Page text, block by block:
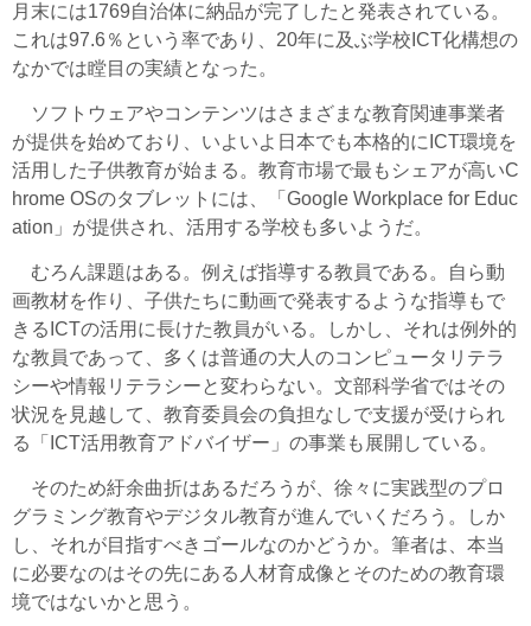
月末には1769自治体に納品が完了したと発表されている。
これは97.6％という率であり、20年に及ぶ学校ICT化構想の
なかでは瞠目の実績となった。
ソフトウェアやコンテンツはさまざまな教育関連事業者
が提供を始めており、いよいよ日本でも本格的にICT環境を
活用した子供教育が始まる。教育市場で最もシェアが高いC
hrome OSのタブレットには、「Google Workplace for Educ
ation」が提供され、活用する学校も多いようだ。
むろん課題はある。例えば指導する教員である。自ら動
画教材を作り、子供たちに動画で発表するような指導もで
きるICTの活用に長けた教員がいる。しかし、それは例外的
な教員であって、多くは普通の大人のコンピュータリテラ
シーや情報リテラシーと変わらない。文部科学省ではその
状況を見越して、教育委員会の負担なしで支援が受けられ
る「ICT活用教育アドバイザー」の事業も展開している。
そのため紆余曲折はあるだろうが、徐々に実践型のプロ
グラミング教育やデジタル教育が進んでいくだろう。しか
し、それが目指すべきゴールなのかどうか。筆者は、本当
に必要なのはその先にある人材育成像とそのための教育環
境ではないかと思う。